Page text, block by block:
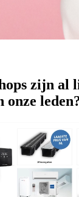
zijn al
onze